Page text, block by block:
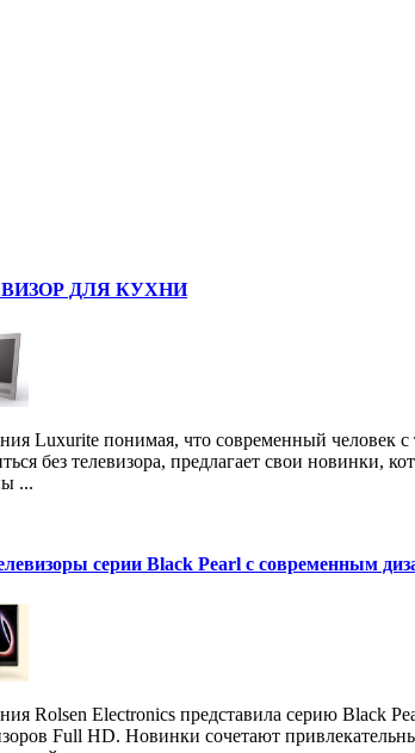
ДЛЯ КУХНИ
Luxurite понимая, что современный человек с
без телевизора, предлагает свои новинки,
...
серии Black Pearl с современным
Rolsen Electronics представила серию Black
Full HD. Новинки сочетают